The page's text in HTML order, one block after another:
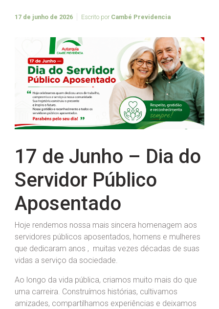
17 de junho de 2026 Escrito por Cambé Previdencia
17 de Junho – Dia do
Servidor Público
Aposentado
Hoje rendemos nossa mais sincera homenagem aos
servidores públicos aposentados, homens e mulheres
que dedicaram anos , muitas vezes décadas de suas
vidas a serviço da sociedade.
Ao longo da vida pública, criamos muito mais do que
uma carreira. Construímos histórias, cultivamos
amizades, compartilhamos experiências e deixamos